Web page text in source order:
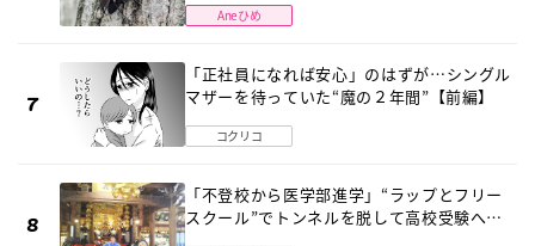
Aneひめ
「正社員になれば安心」のはずが…シングル
マザーを待っていた“魔の２年間”【前編】
コクリコ
「不登校から医学部進学」“ラップとフリー
スクール”でトンネルを脱して高校受験へ